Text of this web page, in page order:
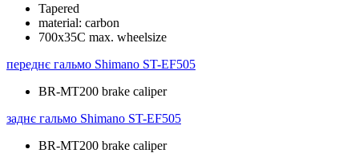
Tapered
material: carbon
700x35C max. wheelsize
переднє гальмо Shimano ST-EF505
BR-MT200 brake caliper
заднє гальмо Shimano ST-EF505
BR-MT200 brake caliper